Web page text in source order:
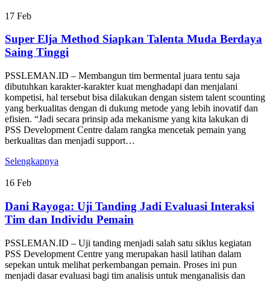
17 Feb
Super Elja Method Siapkan Talenta Muda Berdaya
Saing Tinggi
PSSLEMAN.ID – Membangun tim bermental juara tentu saja
dibutuhkan karakter-karakter kuat menghadapi dan menjalani
kompetisi, hal tersebut bisa dilakukan dengan sistem talent scounting
yang berkualitas dengan di dukung metode yang lebih inovatif dan
efisien. “Jadi secara prinsip ada mekanisme yang kita lakukan di
PSS Development Centre dalam rangka mencetak pemain yang
berkualitas dan menjadi support…
Selengkapnya
16 Feb
Dani Rayoga: Uji Tanding Jadi Evaluasi Interaksi
Tim dan Individu Pemain
PSSLEMAN.ID – Uji tanding menjadi salah satu siklus kegiatan
PSS Development Centre yang merupakan hasil latihan dalam
sepekan untuk melihat perkembangan pemain. Proses ini pun
menjadi dasar evaluasi bagi tim analisis untuk menganalisis dan